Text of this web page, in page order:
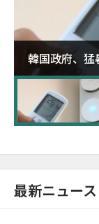
韓国政府、猛
に需給対応
最新ニュース